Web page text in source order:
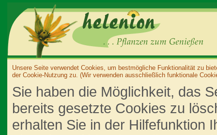
Unsere Seite verwendet Cookies, um bestmögliche Funktionalität zu
der Cookie-Nutzung zu. (Wir verwenden ausschließlich funktionale
Sie haben die Möglichkeit, das
bereits gesetzte Cookies zu
erhalten Sie in der Hilfefunktion